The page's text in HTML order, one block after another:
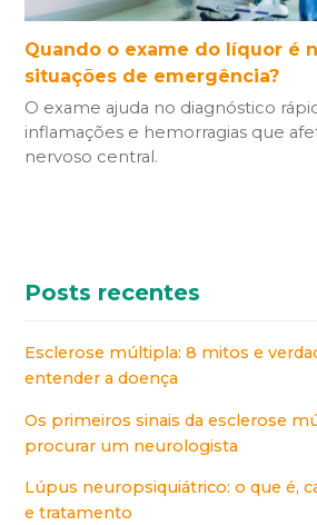
Quando o exame do líquor é
situações de emergência?
O exame ajuda no diagnóstico
inflamações e hemorragias que
nervoso central.
Posts recentes
Esclerose múltipla: 8 mitos e
entender a doença
Os primeiros sinais da esclerose
procurar um neurologista
Lúpus neuropsiquiátrico: o que é,
e tratamento